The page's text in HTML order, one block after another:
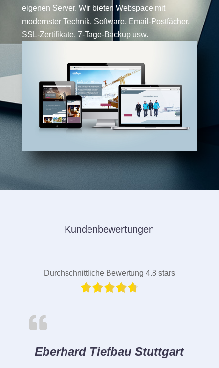
eigenen Server. Wir bieten Webspace mit
modernster Technik, Software, Email-Postfächer,
SSL-Zertifikate, 7-Tage-Backup usw.
Kundenbewertungen
Durchschnittliche Bewertung 4.8 stars
Eberhard Tiefbau Stuttgart